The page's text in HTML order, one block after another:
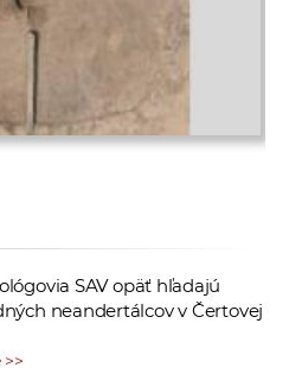
SAV opäť hľadajú
neandertálcov v Čertovej